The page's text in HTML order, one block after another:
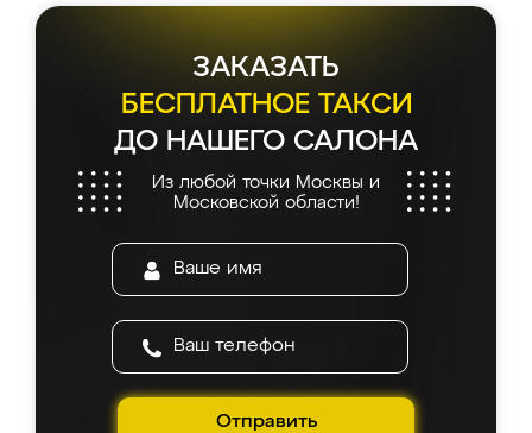
ЗАКАЗАТЬ
БЕСПЛАТНОЕ ТАКСИ
ДО НАШЕГО САЛОНА
Из любой точки Москвы и
Московской области!
Отправить